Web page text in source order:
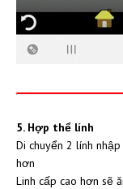
5. Hợp thể lính
Di chuyển 2 lính
hơn
Linh cấp cao hơn sẽ